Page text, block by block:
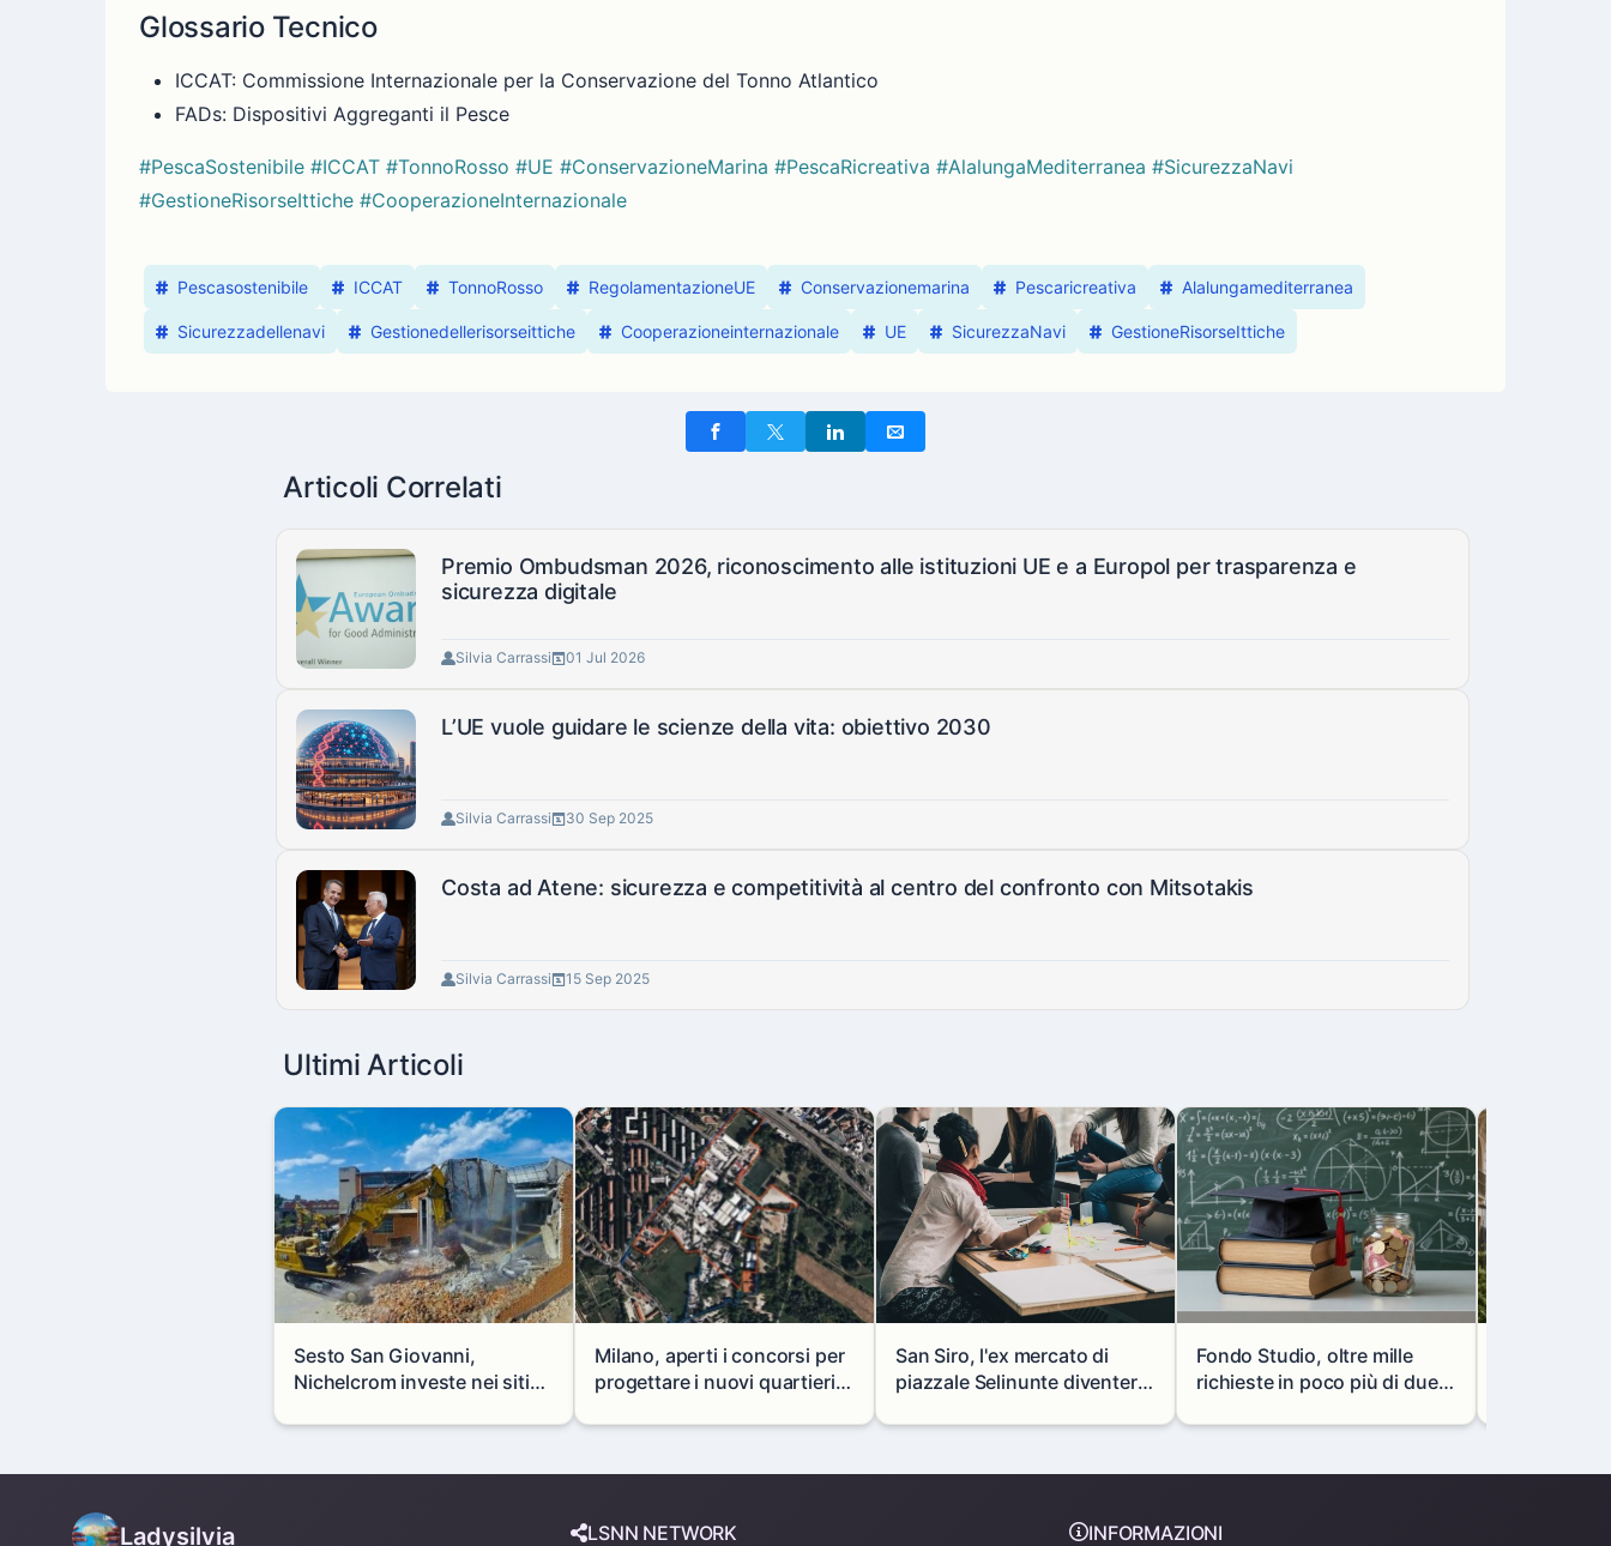
Glossario Tecnico
ICCAT: Commissione Internazionale per la Conservazione del Tonno Atlantico
FADs: Dispositivi Aggreganti il Pesce
#PescaSostenibile #ICCAT #TonnoRosso #UE #ConservazioneMarina #PescaRicreativa #AlalungaMediterranea #SicurezzaNavi
#GestioneRisorseIttiche #CooperazioneInternazionale
Pescasostenibile ICCAT TonnoRosso RegolamentazioneUE Conservazionemarina Pescaricreativa Alalungamediterranea
Sicurezzadellenavi Gestionedellerisorseittiche Cooperazioneinternazionale UE SicurezzaNavi GestioneRisorseIttiche
Articoli Correlati
Premio Ombudsman 2026, riconoscimento alle istituzioni UE e a Europol per trasparenza e
sicurezza digitale
Silvia Carrassi 01 Jul 2026
L’UE vuole guidare le scienze della vita: obiettivo 2030
Silvia Carrassi 30 Sep 2025
Costa ad Atene: sicurezza e competitività al centro del confronto con Mitsotakis
Silvia Carrassi 15 Sep 2025
Ultimi Articoli
Sesto San Giovanni,
Nichelcrom investe nei siti
capannone per fare spazio a
Milano, aperti i concorsi per
progettare i nuovi quartieri
Mare
San Siro, l'ex mercato di
piazzale Selinunte diventerà
Fondo Studio, oltre mille
richieste in poco più di due
prestiti agli studenti
Ladysilvia LSNN NETWORK INFORMAZIONI